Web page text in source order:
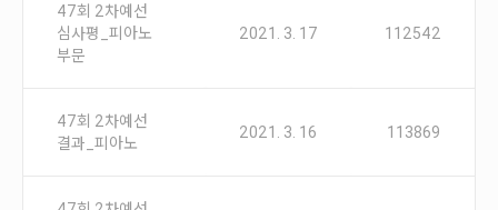
47회 2차예선
심사평_피아노
부문
2021. 3. 17 112542
47회 2차예선
결과_피아노
2021. 3. 16 113869